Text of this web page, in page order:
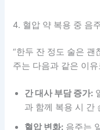
4. 혈압 약 복용 중 음
“한두 잔 정도 술은 괜
주는 다음과 같은 이
간 대사 부담 증가:
과 함께 복용 시 간
혈압 변화: 음주는